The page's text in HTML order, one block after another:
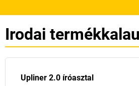
Irodai
Upliner 2.0 íróasztal